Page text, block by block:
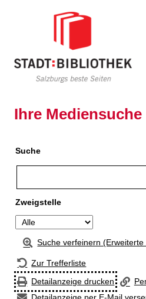
Ihre Mediensuche
Suche
Zweigstelle
Suche verfeinern (Erweiterte
Zur Trefferliste
Detailanzeige drucken
Detailanzeige per E-Mail